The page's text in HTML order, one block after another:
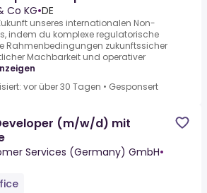
w/d) in Neckarsulm
Co KG•DE
unseres internationalen Non-
indem du komplexe regulatorische
Rahmenbedingungen zukunftssicher
Machbarkeit und operativer
vor über 30 Tagen • Gesponsert
(m/w/d) mit
Services (Germany) GmbH•